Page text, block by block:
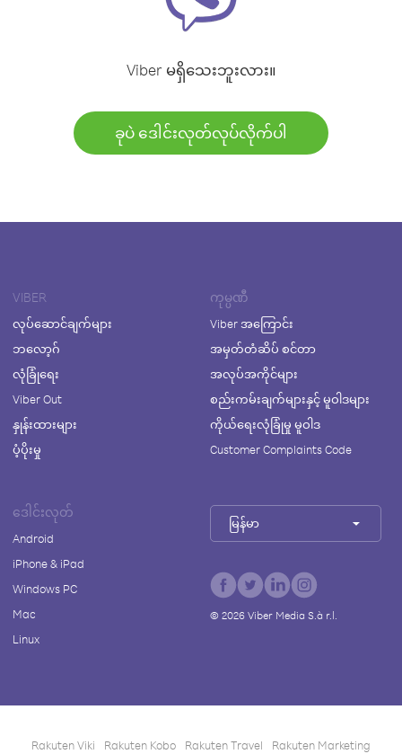
Viber မရှိသေးဘူးလား။
ခုပဲ ဒေါင်းလုတ်လုပ်လိုက်ပါ
VIBER
လုပ်ဆောင်ချက်များ
ဘလော့ဂ်
လုံခြုံရေး
Viber Out
နှုန်းထားများ
ပံ့ပိုးမှု
ကုမ္ပဏီ
Viber အကြောင်း
အမှတ်တံဆိပ် စင်တာ
အလုပ်အကိုင်များ
စည်းကမ်းချက်များနှင့် မူဝါဒများ
ကိုယ်ရေးလုံခြုံမှု မူဝါဒ
Customer Complaints Code
ဒေါင်းလုတ်
Android
iPhone & iPad
Windows PC
Mac
Linux
မြန်မာ
© 2026Viber Media S.à r.l.
Rakuten Viki Rakuten Kobo Rakuten Travel Rakuten Marketing